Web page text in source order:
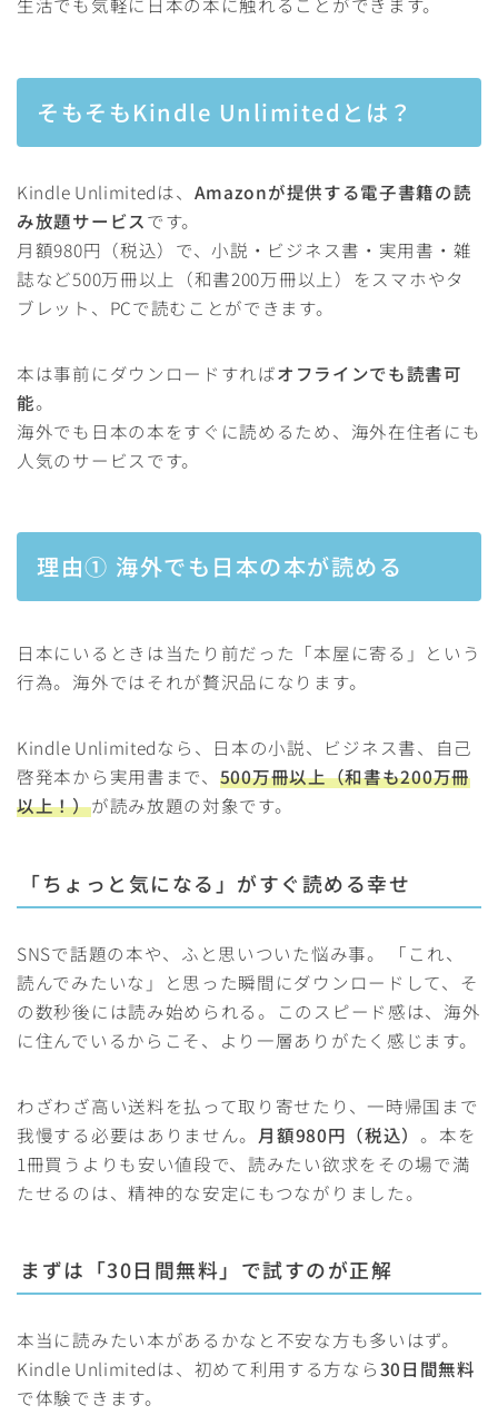
そもそもKindle Unlimitedとは？
Kindle Unlimitedは、 Amazonが提供する電子書籍の読
み放題サービスです。
月額980円（税込）で、小説・ビジネス書・実用書・雑
誌など500万冊以上（和書200万冊以上）をスマホやタ
ブレット、PCで読むことができます。
本は事前にダウンロードすればオフラインでも読書可
能。
海外でも日本の本をすぐに読めるため、海外在住者にも
人気のサービスです。
理由① 海外でも日本の本が読める
日本にいるときは当たり前だった「本屋に寄る」という
行為。海外ではそれが贅沢品になります。
Kindle Unlimitedなら、日本の小説、ビジネス書、自己
啓発本から実用書まで、 500万冊以上（和書も200万冊
以上！）が読み放題の対象です。
「ちょっと気になる」がすぐ読める幸せ
SNSで話題の本や、ふと思いついた悩み事。 「これ、
読んでみたいな」と思った瞬間にダウンロードして、そ
の数秒後には読み始められる。このスピード感は、海外
に住んでいるからこそ、より一層ありがたく感じます。
わざわざ高い送料を払って取り寄せたり、一時帰国まで
我慢する必要はありません。 月額980円（税込）。本を
1冊買うよりも安い値段で、読みたい欲求をその場で満
たせるのは、精神的な安定にもつながりました。
まずは「30日間無料」で試すのが正解
本当に読みたい本があるかなと不安な方も多いはず。
Kindle Unlimitedは、初めて利用する方なら30日間無料
で体験できます。